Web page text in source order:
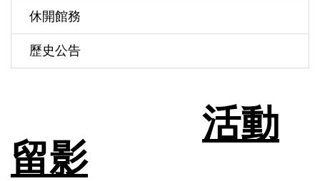
休開館務
歷史公告
活動
留影